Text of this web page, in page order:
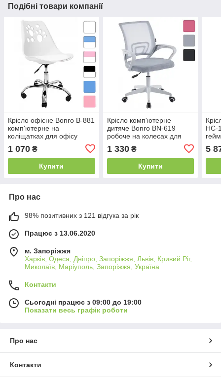
Подібні товари компанії
Крісло офісне Bonro B-881
комп'ютерне на
коліщатках для офісу
1 070 ₴
Купити
Крісло комп'ютерне
дитяче Bonro BN-619
робоче на колесах для
1 330₴
Купити
HC-
5
Про нас
98% позитивних з 121 відгука за рік
Працює з 13.06.2020
м. Запоріжжя
Харків, Одеса, Дніпро, Запоріжжя, Львів, Кривий Ріг,
Миколаїв, Маріуполь, Запоріжжя, Україна
Контакти
Сьогодні працює з 09:00 до 19:00
Показати весь графік роботи
Про нас
Контакти